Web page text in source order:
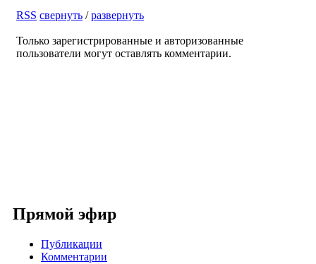
RSS свернуть /развернуть
Только зарегистрированные и авторизованные
пользователи могут оставлять комментарии.
Прямой эфир
Публикации
Комментарии